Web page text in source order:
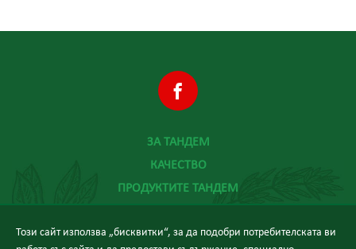
ЗА ТАНДЕМ
КАЧЕСТВО
ПРОДУКТИТЕ ТАНДЕМ
НОВИНИ
Този сайт използва „бисквитки“, за да подобри потребителската ви